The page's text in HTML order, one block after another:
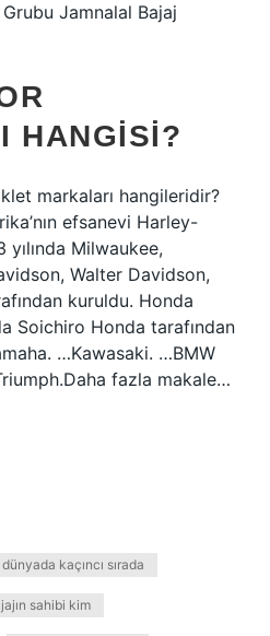
Jamnalal Bajaj
HANGISI?
markaları hangileridir?
efsanevi Harley-
yılında Milwaukee,
Walter Davidson,
kuruldu. Honda
Soichiro Honda tarafından
…Kawasaki. …BMW
fazla makale…
kaçıncı sırada
sahibi kim